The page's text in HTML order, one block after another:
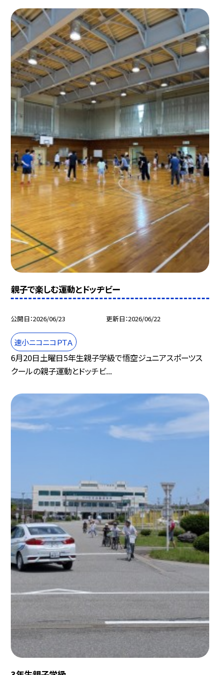
親子で楽しむ運動とドッヂビー
公開日 2026/06/23 更新日 2026/06/22
速小ニコニコＰＴＡ
6月20日土曜日5年生親子学級で悟空ジュニアスポーツス
クールの親子運動とドッチビ...